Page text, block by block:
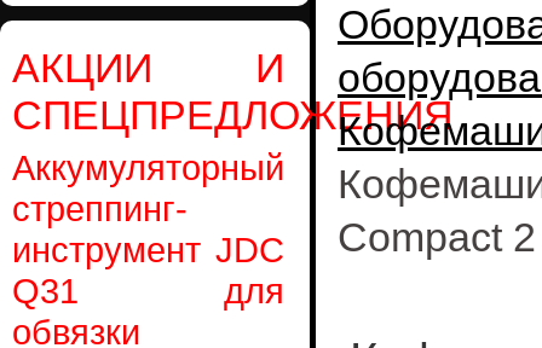
АКЦИИ И
СПЕЦПРЕДЛОЖЕНИЯ
Аккумуляторный
стреппинг-
инструмент JDC
Q31 для
обвязки
Compact